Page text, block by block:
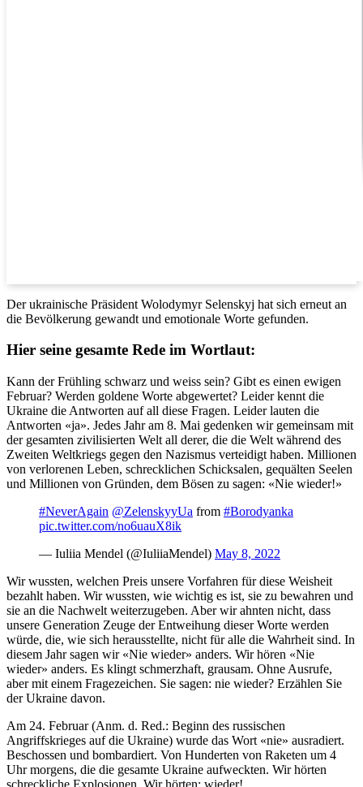
Der ukrainische Präsident Wolodymyr Selenskyj hat sich erneut an
die Bevölkerung gewandt und emotionale Worte gefunden.
Hier seine gesamte Rede im Wortlaut:
Kann der Frühling schwarz und weiss sein? Gibt es einen ewigen
Februar? Werden goldene Worte abgewertet? Leider kennt die
Ukraine die Antworten auf all diese Fragen. Leider lauten die
Antworten «ja». Jedes Jahr am 8. Mai gedenken wir gemeinsam mit
der gesamten zivilisierten Welt all derer, die die Welt während des
Zweiten Weltkriegs gegen den Nazismus verteidigt haben. Millionen
von verlorenen Leben, schrecklichen Schicksalen, gequälten Seelen
und Millionen von Gründen, dem Bösen zu sagen: «Nie wieder!»
#NeverAgain @ZelenskyyUa from #Borodyanka
pic.twitter.com/no6uauX8ik
— Iuliia Mendel (@IuliiaMendel) May 8, 2022
Wir wussten, welchen Preis unsere Vorfahren für diese Weisheit
bezahlt haben. Wir wussten, wie wichtig es ist, sie zu bewahren und
sie an die Nachwelt weiterzugeben. Aber wir ahnten nicht, dass
unsere Generation Zeuge der Entweihung dieser Worte werden
würde, die, wie sich herausstellte, nicht für alle die Wahrheit sind. In
diesem Jahr sagen wir «Nie wieder» anders. Wir hören «Nie
wieder» anders. Es klingt schmerzhaft, grausam. Ohne Ausrufe,
aber mit einem Fragezeichen. Sie sagen: nie wieder? Erzählen Sie
der Ukraine davon.
Am 24. Februar (Anm. d. Red.: Beginn des russischen
Angriffskrieges auf die Ukraine) wurde das Wort «nie» ausradiert.
Beschossen und bombardiert. Von Hunderten von Raketen um 4
Uhr morgens, die die gesamte Ukraine aufweckten. Wir hörten